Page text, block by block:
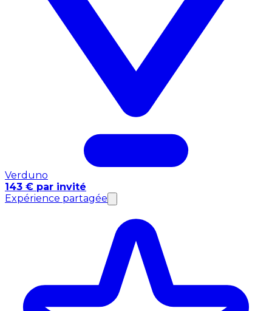
Verduno
143 € par invité
Expérience partagée